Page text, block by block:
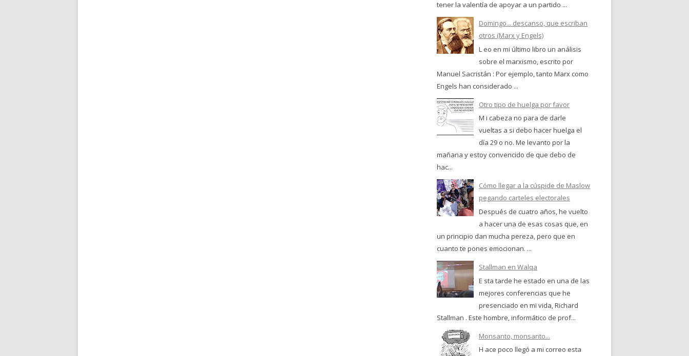
tener la valentía de apoyar a un partido ...
Domingo... descanso, que escriban
otros (Marx y Engels)
L eo en mi último libro un análisis
sobre el marxismo, escrito por
Manuel Sacristán : Por ejemplo, tanto Marx como
Engels han considerado ...
Otro tipo de huelga por favor
M i cabeza no para de darle
vueltas a si debo hacer huelga el
día 29 o no. Me levanto por la
mañana y estoy convencido de que debo de
hac...
Cómo llegar a la cúspide de Maslow
pegando carteles electorales
Después de cuatro años, he vuelto
a hacer una de esas cosas que, en
un principio dan mucha pereza, pero que en
cuanto te pones emocionan. ...
Stallman en Walqa
E sta tarde he estado en una de las
mejores conferencias que he
presenciado en mi vida, Richard
Stallman . Este hombre, informático de prof...
Monsanto, monsanto...
H ace poco llegó a mi correo esta